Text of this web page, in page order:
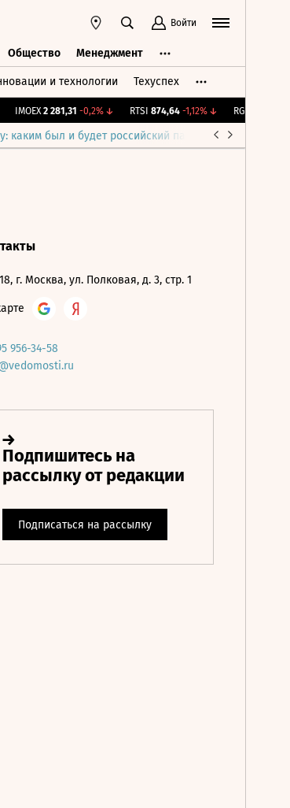
Войти
Общество Менеджмент
и технологии Техуспех
IMOEX 2 281,31 -0,2%↓ RTSI 874,64 -1,12%↓ RGBI
каким был и будет российский парламент
г. Москва, ул. Полковая, д. 3, стр. 1
956-34-58